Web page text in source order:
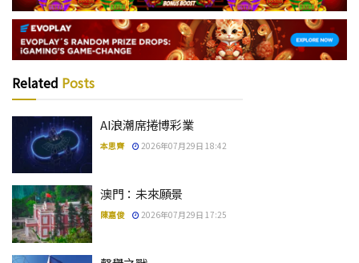
Related Posts
AI浪潮席捲博彩業
本思齊 2026年07月29日 18:42
澳門：未來願景
陳嘉俊 2026年07月29日 17:25